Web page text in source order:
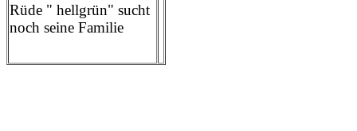
Rüde " hellgrün" sucht
noch seine Familie